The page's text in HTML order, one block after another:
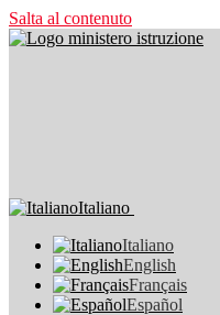
Salta al contenuto
Italiano
Italiano
English
Français
Español